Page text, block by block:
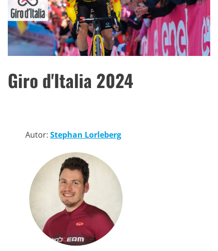
Giro d'Italia 2024
Autor: Stephan Lorleberg